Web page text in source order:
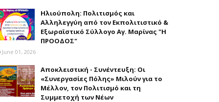
Ηλιούπολη: Πολιτισμός και
Aλληλεγγύη από τον Εκπολιτιστικό &
Εξωραϊστικό Σύλλογο Αγ. Μαρίνας "Η
ΠΡΟΟΔΟΣ"
June 01, 2026
Αποκλειστική - Συνέντευξη: Οι
«Συνεργασίες Πόλης» Μιλούν για το
Μέλλον, τον Πολιτισμό και τη
Συμμετοχή των Νέων